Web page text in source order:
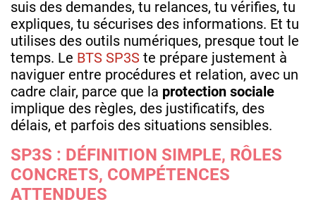
suis des demandes, tu relances, tu vérifies, tu
expliques, tu sécurises des informations. Et tu
utilises des outils numériques, presque tout le
temps. Le BTS SP3S te prépare justement à
naviguer entre procédures et relation, avec un
cadre clair, parce que la protection sociale
implique des règles, des justificatifs, des
délais, et parfois des situations sensibles.
SP3S : DÉFINITION SIMPLE, RÔLES
CONCRETS, COMPÉTENCES
ATTENDUES